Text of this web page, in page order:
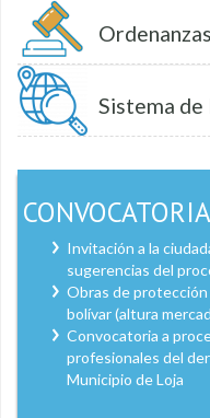
Ordenanzas
Sistema
Invitación a la
sugerencias del
Obras de
bolívar (altura
Convocatoria a
profesionales del
Municipio de Loja